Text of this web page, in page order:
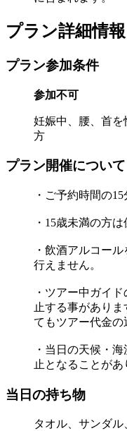
プラン詳細情報
プラン参加条件
参加不可
妊娠中、腰、首を
方
プラン開催について
・ご予約時間の
・15歳未満の方
・飲酒アルコー
行えません。
・ツアー中ガイ
止する事があり
てもツアー代金の
・当日の天候・
止となることがあ
当日の持ち物
タオル、サンダ